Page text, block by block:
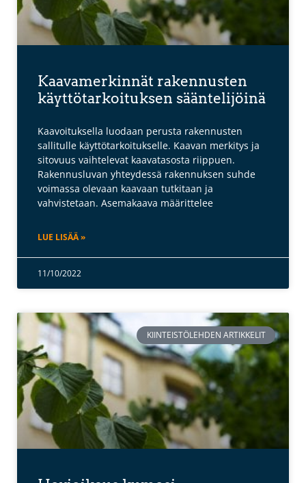
Kaavamerkinnät rakennusten
käyttötarkoituksen sääntelijöinä
Kaavoituksella luodaan perusta rakennusten
sallitulle käyttötarkoitukselle. Kaavan merkitys ja
sitovuus vaihtelevat kaavatasosta riippuen.
Rakennusluvan yhteydessä rakennuksen suhde
voimassa olevaan kaavaan tutkitaan ja
vahvistetaan. Asemakaava määrittelee
LUE LISÄÄ »
11/10/2022
KIINTEISTÖLEHDEN ARTIKKELIT